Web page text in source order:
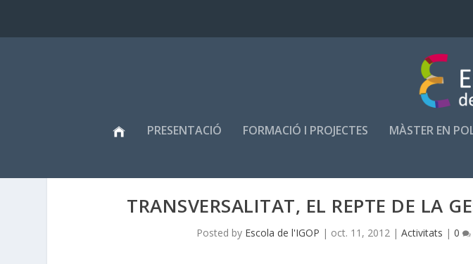
PRESENTACIÓ FORMACIÓ I PROJECTES MÀSTER EN
TRANSVERSALITAT, EL REPTE DE LA
Posted by Escola de l'IGOP | oct. 11, 2012| Activitats | 0